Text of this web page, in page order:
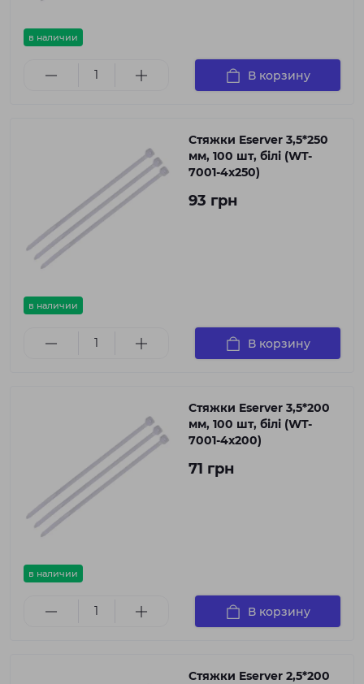
в наличии
В корзину
в наличии
Стяжки Eserver 3,5*250
мм, 100 шт, білі (WT-
7001-4x250)
93 грн
В корзину
в наличии
Стяжки Eserver 3,5*200
мм, 100 шт, білі (WT-
7001-4x200)
71 грн
В корзину
Стяжки Eserver 2,5*200